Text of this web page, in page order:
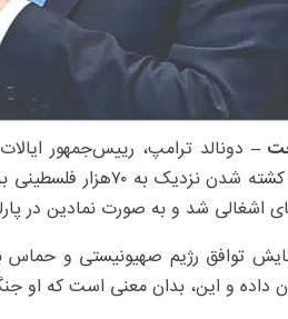
– دونالد ترامپ، رییس‌جمهور
ویرانگر و کشته
اشغالی شد و به صورت نمادین در
توافق رژیم صهیونیستی و
داده و این، بدان معنی است که او